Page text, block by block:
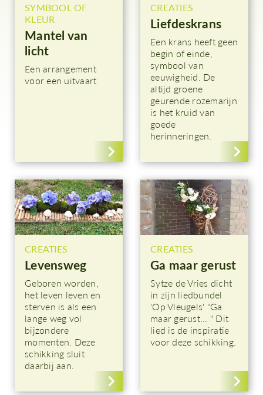
SYMBOOL OF
KLEUR
Mantel van
licht
Een arrangement
voor een uitvaart
CREATIES
Liefdeskrans
Een krans heeft geen
begin of einde,
symbool van
eeuwigheid. De
altijd groene
geurende rozemarijn
is het kruid van
goede
herinneringen.
CREATIES
Levensweg
Geboren worden,
het leven leven en
sterven is als een
lange weg vol
bijzondere
momenten. Deze
schikking sluit
daarbij aan.
CREATIES
Ga maar gerust
Sytze de Vries dicht
in zijn liedbundel
'Op Vleugels' "Ga
maar gerust... " Dit
lied is de inspiratie
voor deze schikking.